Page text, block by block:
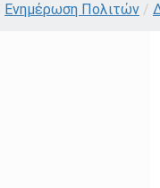
Ενημέρωση Πολιτών /